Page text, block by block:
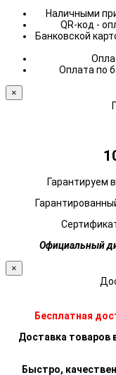
Наличными
QR-код -
Банковской
Оплата по
×
Гарантируем
Официальный
×
Бесплатная
Доставка товаров
Быстро,